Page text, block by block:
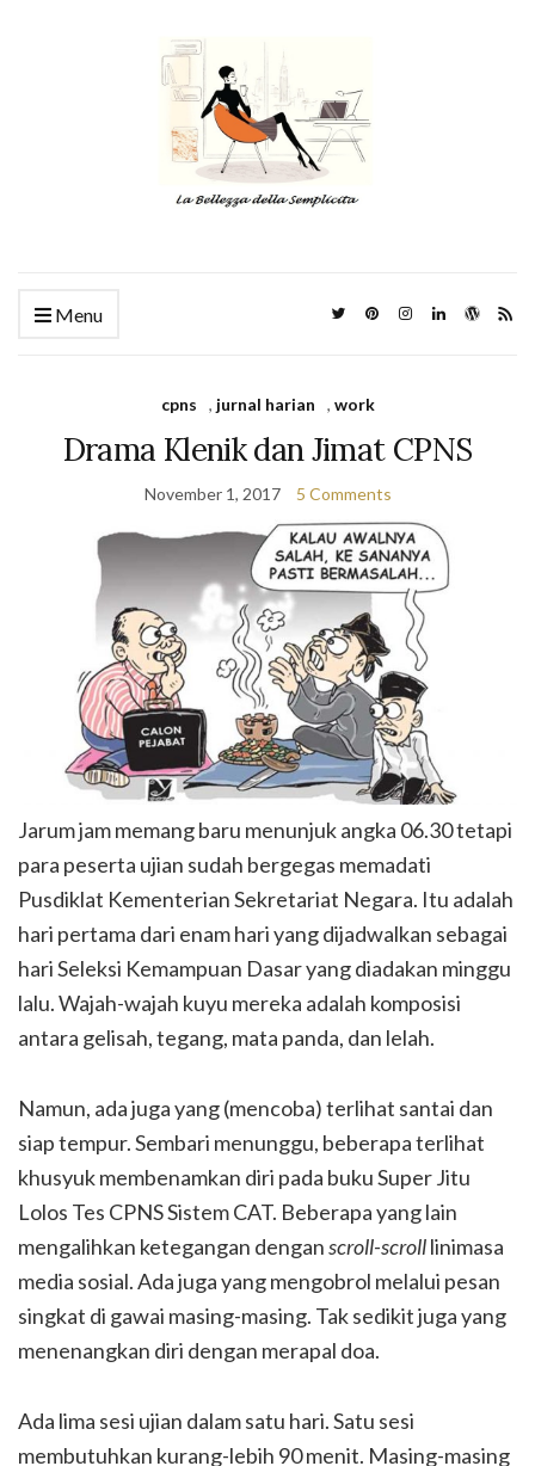
Menu
cpns , jurnal harian , work
Drama Klenik dan Jimat CPNS
November 1, 2017 5 Comments
Jarum jam memang baru menunjuk angka 06.30 tetapi
para peserta ujian sudah bergegas memadati
Pusdiklat Kementerian Sekretariat Negara. Itu adalah
hari pertama dari enam hari yang dijadwalkan sebagai
hari Seleksi Kemampuan Dasar yang diadakan minggu
lalu. Wajah-wajah kuyu mereka adalah komposisi
antara gelisah, tegang, mata panda, dan lelah.
Namun, ada juga yang (mencoba) terlihat santai dan
siap tempur. Sembari menunggu, beberapa terlihat
khusyuk membenamkan diri pada buku Super Jitu
Lolos Tes CPNS Sistem CAT. Beberapa yang lain
mengalihkan ketegangan denganscroll-scrolllinimasa
media sosial. Ada juga yang mengobrol melalui pesan
singkat di gawai masing-masing. Tak sedikit juga yang
menenangkan diri dengan merapal doa.
Ada lima sesi ujian dalam satu hari. Satu sesi
membutuhkan kurang-lebih 90 menit. Masing-masing